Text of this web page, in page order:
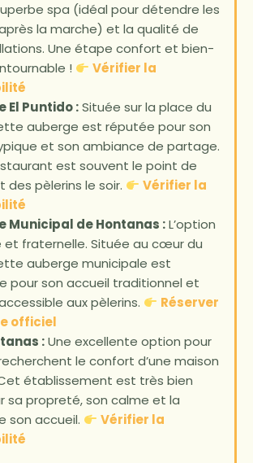
spa (idéal pour détendre les
la marche) et la qualité de
Une étape confort et bien-
!
Vérifier la
El Puntido :Située sur la place du
auberge est réputée pour son
et son ambiance de partage.
est souvent le point de
des pèlerins le soir.
Vérifier la
Municipal de Hontanas :L’option
et fraternelle. Située au cœur du
auberge municipale est
pour son accueil traditionnel et
aux pèlerins.
Réserver
officiel
:Une excellente option pour
le confort d’une maison
établissement est très bien
sa propreté, son calme et la
son accueil.
Vérifier la